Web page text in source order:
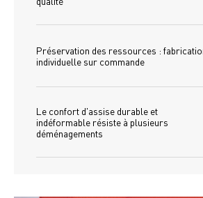
Préservation des ressources :
individuelle sur commande
Le confort d'assise durable et
indéformable résiste à plusieurs
déménagements